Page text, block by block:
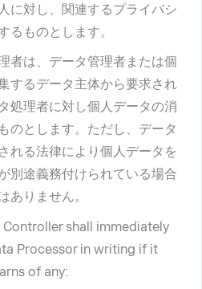
に対し、関連するプライバシ
るものとします。
者は、データ管理者または個
するデータ主体から要求され
処理者に対し個人データの消
のとします。ただし、データ
れる法律により個人データを
別途義務付けられている場合
ありません。
Controller shall immediately
Processor in writing if it
of any: